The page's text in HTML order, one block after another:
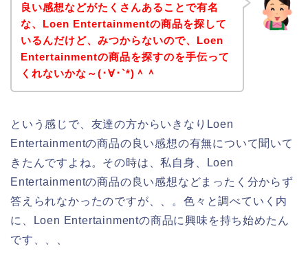
良い感想などがたくさんあることで有名
な、Loen Entertainmentの商品を探して
いるんだけど、みつからないので、Loen
Entertainmentの商品を探すのを手伝って
くれないかな～(･∀･`*)＾＾
という感じで、友達の方からいきなりLoen
Entertainmentの商品の良い感想の有無について聞いて
きたんですよね。その時は、私自身、Loen
Entertainmentの商品の良い感想などまったく分からず
答えられなかったのですが、、。色々と調べていく内
に、Loen Entertainmentの商品に興味を持ち始めたん
です、、、